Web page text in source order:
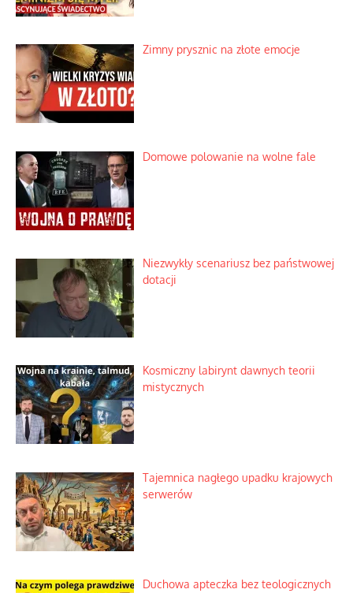
Zimny prysznic na złote emocje
Domowe polowanie na wolne fale
Niezwykły scenariusz bez państwowej
dotacji
Kosmiczny labirynt dawnych teorii
mistycznych
Tajemnica nagłego upadku krajowych
serwerów
Duchowa apteczka bez teologicznych